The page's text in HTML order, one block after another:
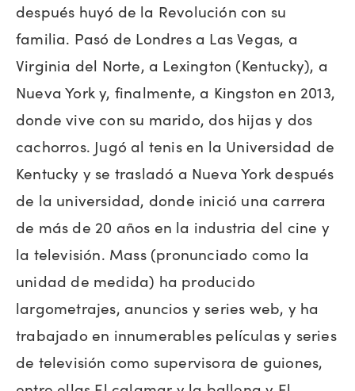
después huyó de la Revolución con su
familia. Pasó de Londres a Las Vegas, a
Virginia del Norte, a Lexington (Kentucky), a
Nueva York y, finalmente, a Kingston en 2013,
donde vive con su marido, dos hijas y dos
cachorros. Jugó al tenis en la Universidad de
Kentucky y se trasladó a Nueva York después
de la universidad, donde inició una carrera
de más de 20 años en la industria del cine y
la televisión. Mass (pronunciado como la
unidad de medida) ha producido
largometrajes, anuncios y series web, y ha
trabajado en innumerables películas y series
de televisión como supervisora de guiones,